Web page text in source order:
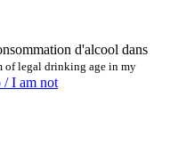
d'alcool dans
of legal drinking age in my
/ I am not